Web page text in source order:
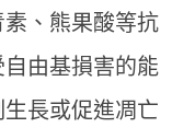
、熊果酸等抗
由基損害的能
長或促進凋亡